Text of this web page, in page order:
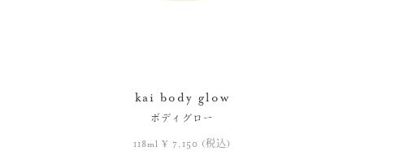
kai body glow
ボディグロー
118ml ¥ 7,150 (税込)